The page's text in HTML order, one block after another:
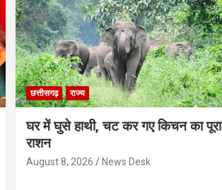
छत्तीसगढ़ राज्य
घर में घुसे हाथी, चट कर गए किचन का पूरा
राशन
August 8, 2026 News Desk